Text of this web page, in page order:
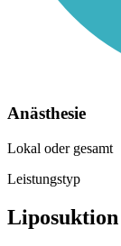
Anästhesie
Lokal oder gesamt
Leistungstyp
Liposuktion